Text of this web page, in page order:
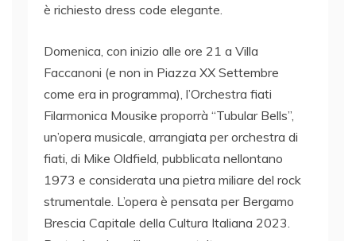
è richiesto dress code elegante.
Domenica, con inizio alle ore 21 a Villa
Faccanoni (e non in Piazza XX Settembre
come era in programma), l’Orchestra fiati
Filarmonica Mousike proporrà “Tubular Bells”,
un’opera musicale, arrangiata per orchestra di
fiati, di Mike Oldfield, pubblicata nellontano
1973 e considerata una pietra miliare del rock
strumentale. L’opera è pensata per Bergamo
Brescia Capitale della Cultura Italiana 2023.